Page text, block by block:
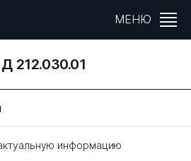
МЕНЮ
Д 212.030.01
информацию